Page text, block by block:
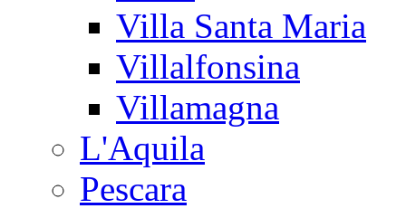
Villa Santa Maria
Villalfonsina
Villamagna
L'Aquila
Pescara